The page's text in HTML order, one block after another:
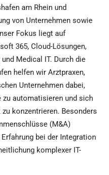
am Rhein und
von Unternehmen sowie
Fokus liegt auf
365, Cloud-Lösungen,
Medical IT. Durch die
helfen wir Arztpraxen,
Unternehmen dabei,
zu automatisieren und sich
konzentrieren. Besonders
(M&A)
bei der Integration
komplexer IT-